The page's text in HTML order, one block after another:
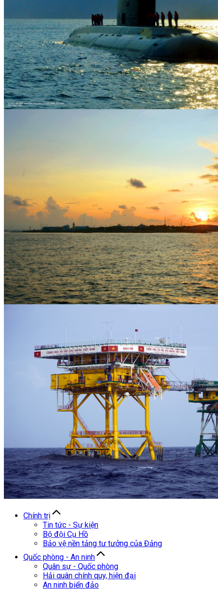
Chính trị
Tin tức - Sự kiện
Bộ đội Cụ Hồ
Bảo vệ nền tảng tư tưởng của Đảng
Quốc phòng - An ninh
Quân sự - Quốc phòng
Hải quân chính quy, hiện đại
An ninh biển đảo